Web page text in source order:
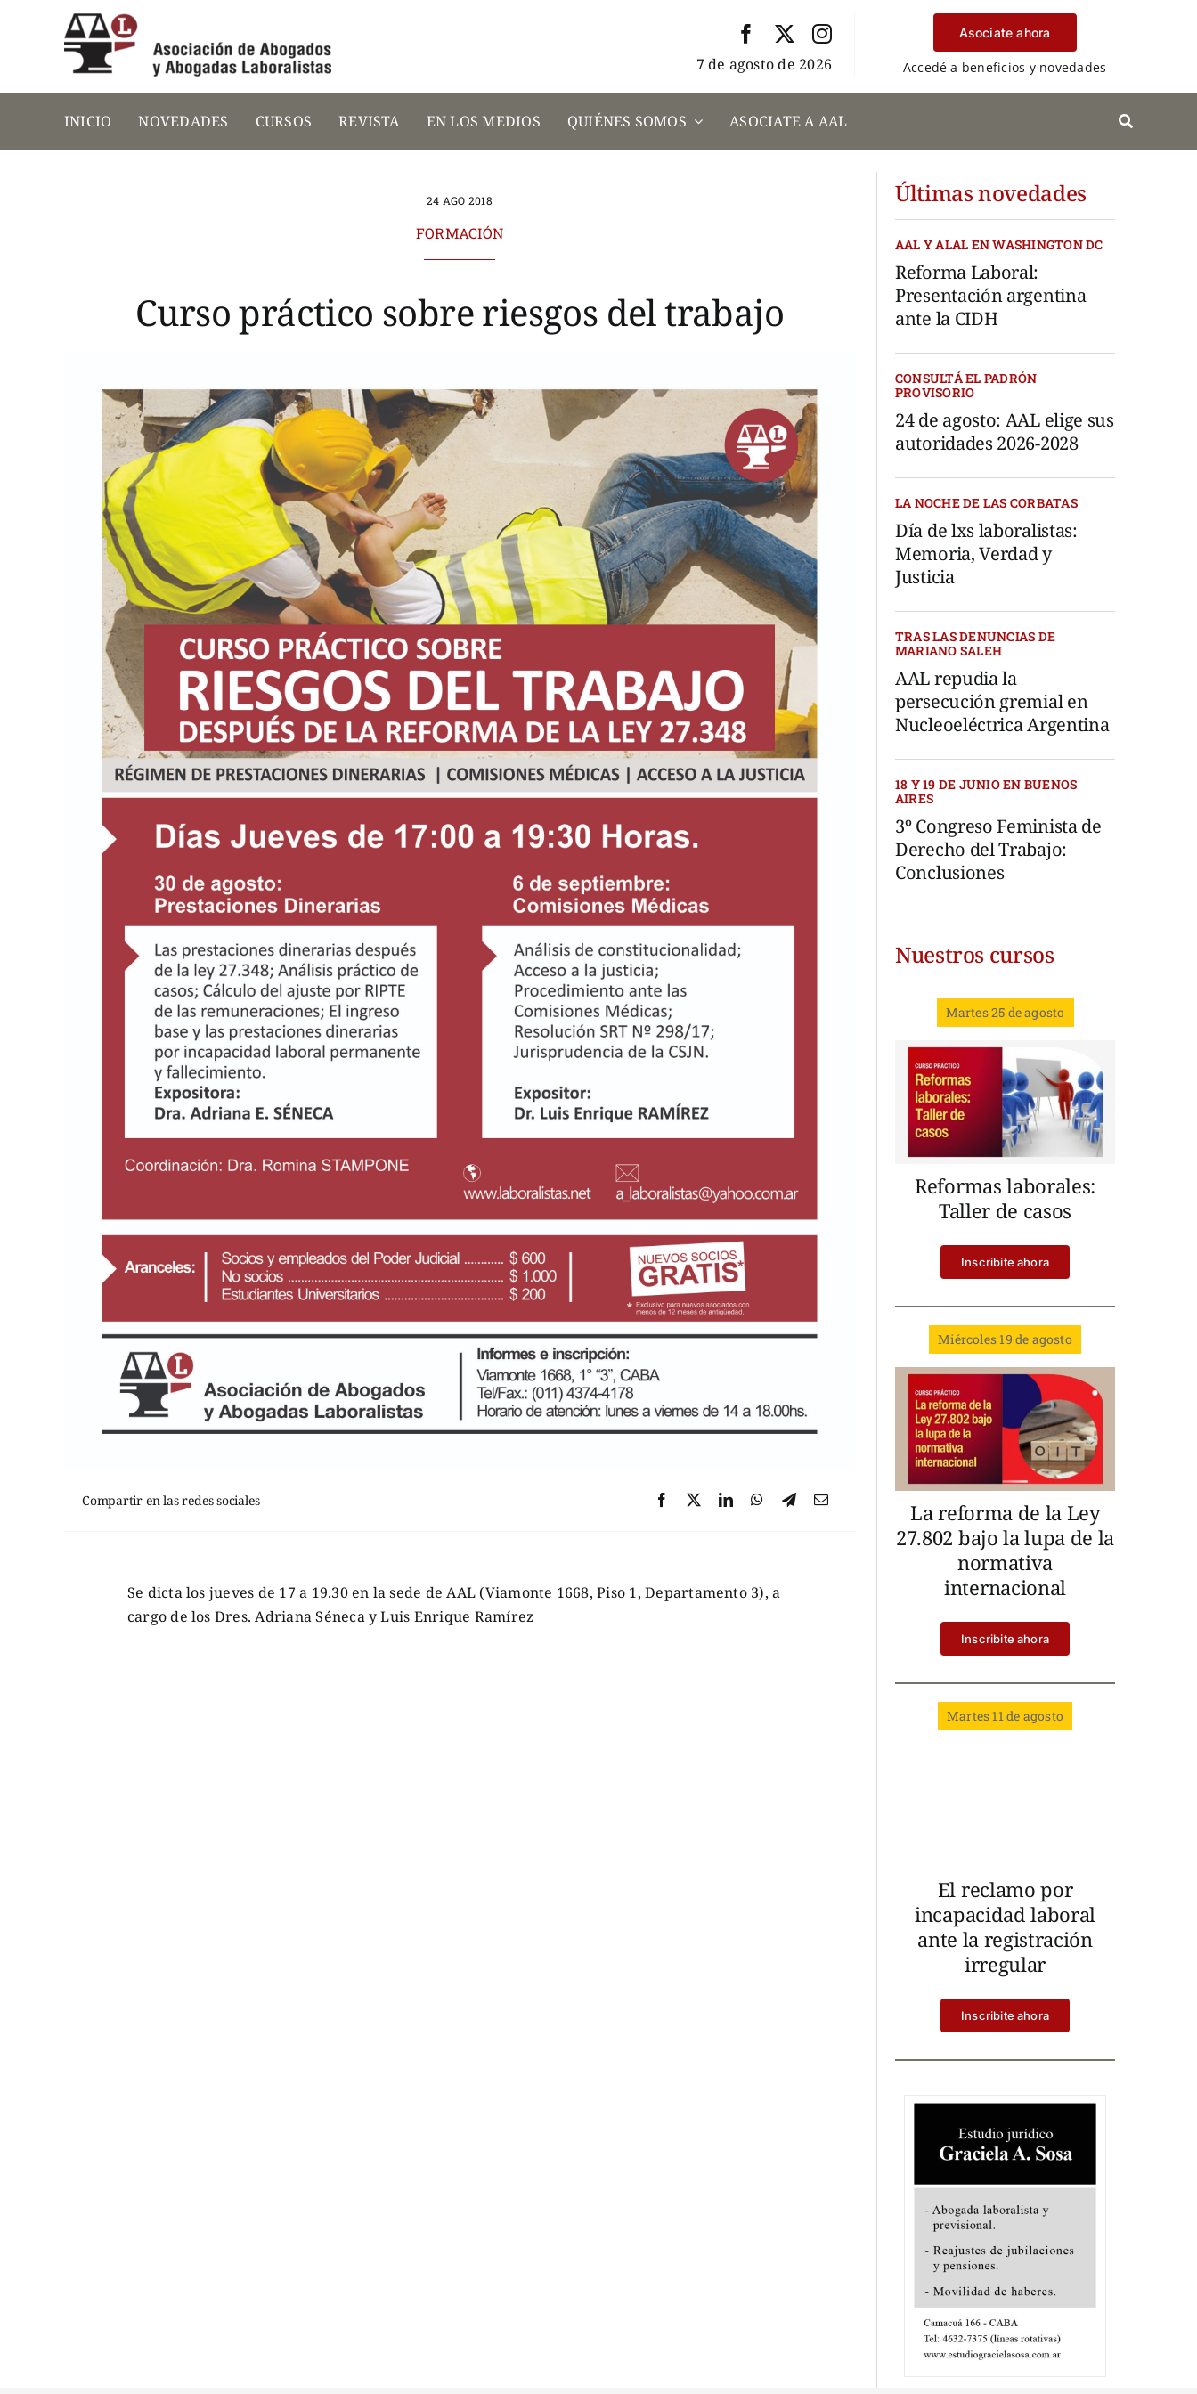
7 de agosto de 2026
Asociate ahora
Accedé a beneficios y novedades
INICIO NOVEDADES CURSOS REVISTA EN LOS MEDIOS QUIÉNES SOMOS ASOCIATE A AAL
24 AGO 2018
FORMACIÓN
Curso práctico sobre riesgos del trabajo
Compartir en las redes sociales
Se dicta los jueves de 17 a 19.30 en la sede de AAL (Viamonte 1668, Piso 1, Departamento 3), a
cargo de los Dres. Adriana Séneca y Luis Enrique Ramírez
Últimas novedades
AAL Y ALAL EN WASHINGTON DC
Reforma Laboral:
Presentación argentina
ante la CIDH
CONSULTÁ EL PADRÓN
PROVISORIO
24 de agosto: AAL elige sus
autoridades 2026-2028
LA NOCHE DE LAS CORBATAS
Día de lxs laboralistas:
Memoria, Verdad y
Justicia
TRAS LAS DENUNCIAS DE
MARIANO SALEH
AAL repudia la
persecución gremial en
Nucleoeléctrica Argentina
18 Y 19 DE JUNIO EN BUENOS
AIRES
3º Congreso Feminista de
Derecho del Trabajo:
Conclusiones
Nuestros cursos
Martes 25 de agosto
Reformas laborales:
Taller de casos
Inscribite ahora
Miércoles 19 de agosto
La reforma de la Ley
27.802 bajo la lupa de la
normativa
internacional
Inscribite ahora
Martes 11 de agosto
El reclamo por
incapacidad laboral
ante la registración
irregular
Inscribite ahora